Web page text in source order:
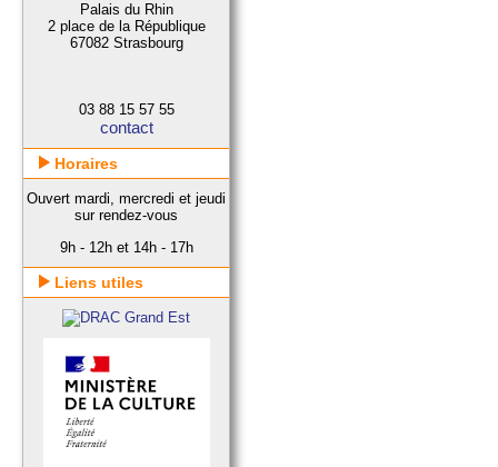
Palais du Rhin
2 place de la République
67082 Strasbourg
03 88 15 57 55
contact
Horaires
Ouvert mardi, mercredi et jeudi
sur rendez-vous
9h - 12h et 14h - 17h
Liens utiles